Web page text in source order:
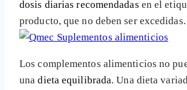
dosis diarias recomendadas en el
producto, que no deben ser excedidas.
Los complementos alimenticios no
unadieta equilibrada. Una dieta